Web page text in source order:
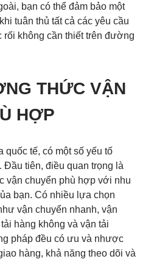
bạn có thể đảm bảo một
tuân thủ tất cả các yêu cầu
rối không cần thiết trên đường
THỨC VẬN
HỢP
quốc tế, có một số yếu tố
Đầu tiên, điều quan trọng là
vận chuyển phù hợp với nhu
bạn. Có nhiều lựa chọn
vận chuyển nhanh, vận
hàng không và vận tải
pháp đều có ưu và nhược
hàng, khả năng theo dõi và